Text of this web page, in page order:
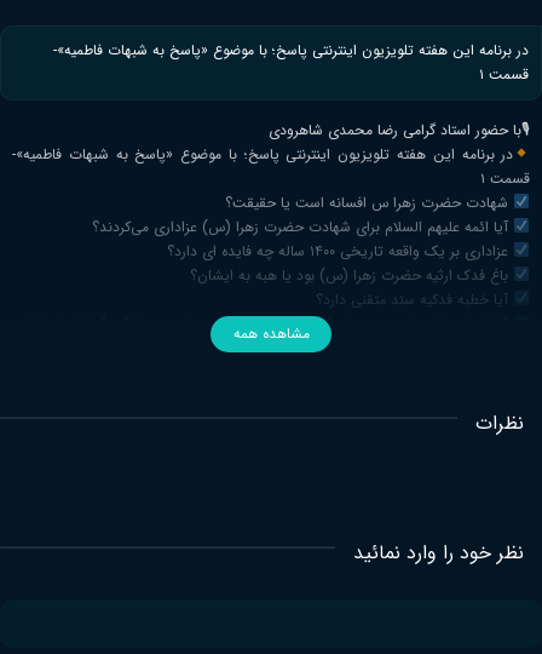
در برنامه این هفته تلویزیون اینترنتی پاسخ؛ با موضوع «پاسخ به شبهات فاطمیه»-
قسمت ۱
🎙با حضور استاد گرامی رضا محمدی شاهرودی
در برنامه این هفته تلویزیون اینترنتی پاسخ؛ با موضوع «پاسخ به شبهات فاطمیه»-
قسمت ۱
شهادت حضرت زهرا س افسانه است یا حقیقت؟
آیا ائمه علیهم السلام برای شهادت حضرت زهرا (س) عزاداری می‌کردند؟
عزاداری بر یک واقعه تاریخی ۱۴۰۰ ساله چه فایده ای دارد؟
باغ فدک ارثیه حضرت زهرا (س) بود یا هبه به ایشان؟
آیا خطبه فدکیه سند متقنی دارد؟
آیا شواهد تاریخی وجود دارد که زنان صدر اسلام و حضرت زهرا (س) نقش اجتماعی
مشاهده همه
نظرات
نظر خود را وارد نمائید